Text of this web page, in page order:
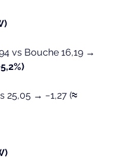
vs Bouche 16,19 →
25,05 → −1,27 (≈